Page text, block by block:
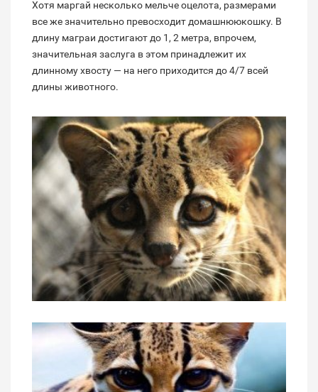
Хотя маргай несколько мельче оцелота, размерами
все же значительно превосходит домашнююкошку. В
длину маграи достигают до 1, 2 метра, впрочем,
значительная заслуга в этом принадлежит их
длинному хвосту — на него приходится до 4/7 всей
длины животного.